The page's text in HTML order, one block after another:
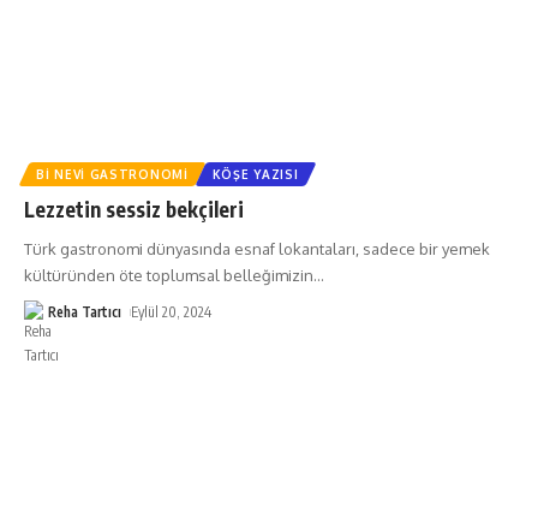
BI NEVI GASTRONOMI KÖŞE YAZISI
Lezzetin sessiz bekçileri
Türk gastronomi dünyasında esnaf lokantaları, sadece bir yemek
kültüründen öte toplumsal belleğimizin…
Reha Tartıcı Eylül 20, 2024